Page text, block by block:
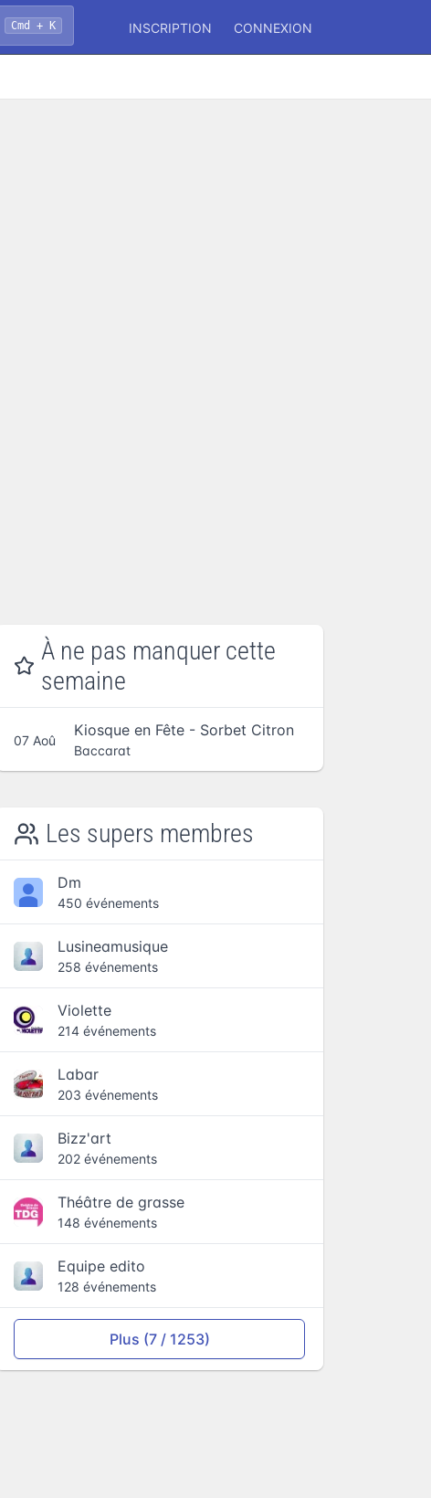
Cmd + K INSCRIPTION CONNEXION
À ne pas manquer cette
semaine
07 Aoû
Kiosque en Fête - Sorbet Citron
Baccarat
Les supers membres
Dm
450 événements
Lusineamusique
258 événements
Violette
214 événements
Labar
203 événements
Bizz'art
202 événements
Théâtre de grasse
148 événements
Equipe edito
128 événements
Plus (7 / 1253)